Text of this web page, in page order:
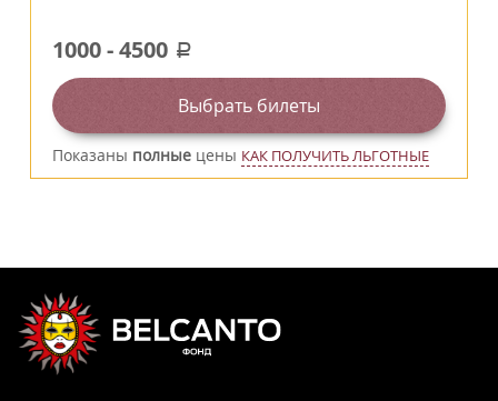
1000-4500 a
Выбрать билеты
Показаны полные цены КАК ПОЛУЧИТЬ ЛЬГОТНЫЕ